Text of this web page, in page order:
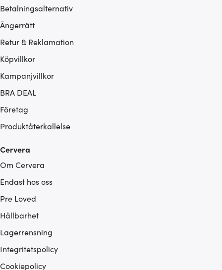
Betalningsalternativ
Ångerrätt
Retur & Reklamation
Köpvillkor
Kampanjvillkor
BRA DEAL
Företag
Produktåterkallelse
Cervera
Om Cervera
Endast hos oss
Pre Loved
Hållbarhet
Lagerrensning
Integritetspolicy
Cookiepolicy